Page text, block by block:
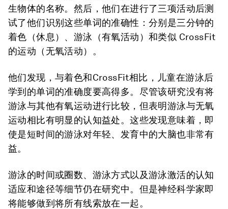
生物体的名称。然后，他们在进行了三项活动后测
试了他们识别这些单词的准确性：分别是三分钟的
着色（休息）、游泳（有氧活动）和类似 CrossFit
的运动（无氧活动）。
他们发现，与着色和CrossFit相比，儿童在游泳后
学到的单词的准确度要高得多。尽管该研究没有将
游泳与其他有氧运动进行比较，但表明游泳与无氧
运动相比有明显的认知益处。这些发现意味着，即
使是短时间的游泳对年轻、发育中的大脑也非常有
益。
游泳的时间或圈数、游泳方式以及游泳激活的认知
适应和途径等细节仍在研究中。但是神经科学家即
将能够做到将所有线索放在一起。